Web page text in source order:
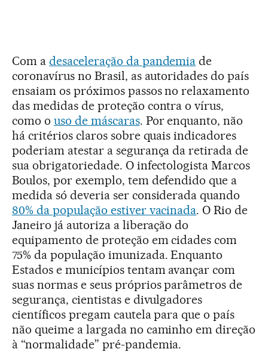
Com a desaceleração da pandemia de
coronavírus no Brasil, as autoridades do país
ensaiam os próximos passos no relaxamento
das medidas de proteção contra o vírus,
como o uso de máscaras. Por enquanto, não
há critérios claros sobre quais indicadores
poderiam atestar a segurança da retirada de
sua obrigatoriedade. O infectologista Marcos
Boulos, por exemplo, tem defendido que a
medida só deveria ser considerada quando
80% da população estiver vacinada. O Rio de
Janeiro já autoriza a liberação do
equipamento de proteção em cidades com
75% da população imunizada. Enquanto
Estados e municípios tentam avançar com
suas normas e seus próprios parâmetros de
segurança, cientistas e divulgadores
científicos pregam cautela para que o país
não queime a largada no caminho em direção
à “normalidade” pré-pandemia.